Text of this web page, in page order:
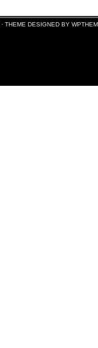
· THEME DESIGNED BY